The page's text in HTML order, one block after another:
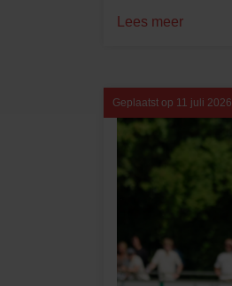
Lees meer
Geplaatst op 11 juli 2026